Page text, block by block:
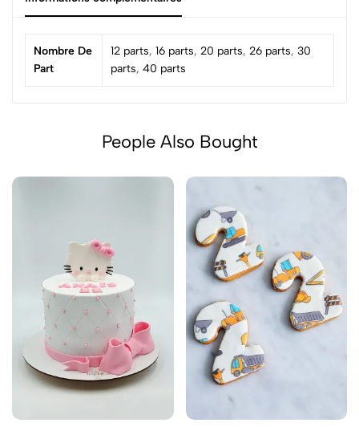
Nombre De
Part
12 parts, 16 parts, 20 parts, 26 parts, 30
parts, 40 parts
People Also Bought